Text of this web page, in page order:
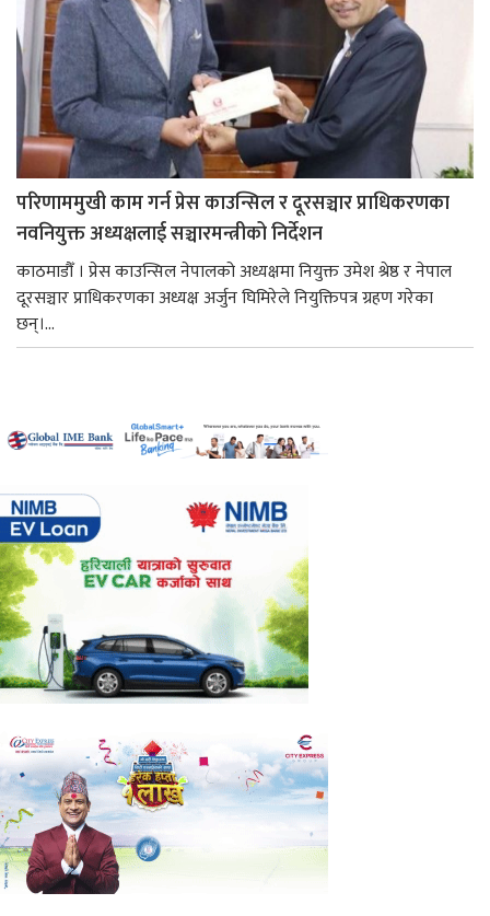
परिणाममुखी काम गर्न प्रेस काउन्सिल र दूरसञ्चार प्राधिकरणका
नवनियुक्त अध्यक्षलाई सञ्चारमन्त्रीको निर्देशन
काठमाडौँ । प्रेस काउन्सिल नेपालको अध्यक्षमा नियुक्त उमेश श्रेष्ठ र नेपाल
दूरसञ्चार प्राधिकरणका अध्यक्ष अर्जुन घिमिरेले नियुक्तिपत्र ग्रहण गरेका
छन्।...